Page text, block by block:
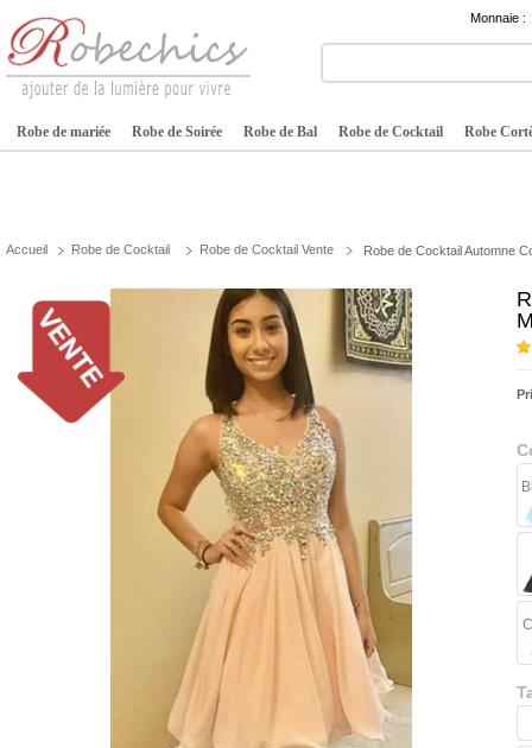
Monnaie :
Robe de mariée Robe de Soirée Robe de Bal Robe de Cocktail Robe
Accueil Robe de Cocktail Robe de Cocktail Vente Robe de Cocktail Automne